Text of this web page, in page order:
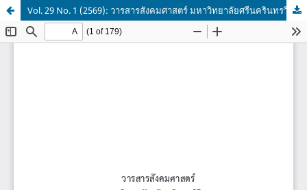
Vol. 29 No. 1 (2569): วารสารสังคมศาสตร์ มหาวิทยาลัยศรีนครินทรวิโรฒ ปีที่ 29 ฉบับที่ 1 (มกราคม - มิถุนายน 2569)